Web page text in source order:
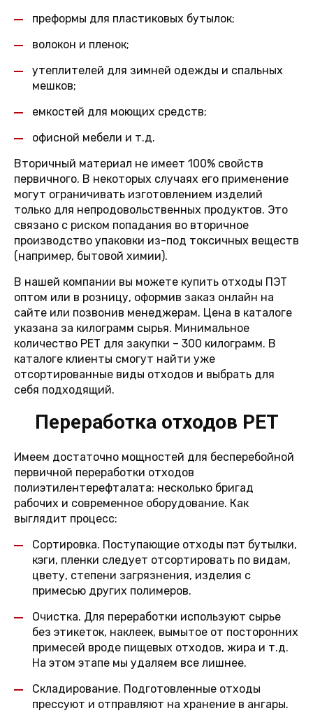
преформы для пластиковых бутылок;
волокон и пленок;
утеплителей для зимней одежды и спальных
мешков;
емкостей для моющих средств;
офисной мебели и т.д.
Вторичный материал не имеет 100% свойств
первичного. В некоторых случаях его применение
могут ограничивать изготовлением изделий
только для непродовольственных продуктов. Это
связано с риском попадания во вторичное
производство упаковки из-под токсичных веществ
(например, бытовой химии).
В нашей компании вы можете купить отходы ПЭТ
оптом или в розницу, оформив заказ онлайн на
сайте или позвонив менеджерам. Цена в каталоге
указана за килограмм сырья. Минимальное
количество PET для закупки – 300 килограмм. В
каталоге клиенты смогут найти уже
отсортированные виды отходов и выбрать для
себя подходящий.
Переработка отходов PET
Имеем достаточно мощностей для бесперебойной
первичной переработки отходов
полиэтилентерефталата: несколько бригад
рабочих и современное оборудование. Как
выглядит процесс:
Сортировка. Поступающие отходы пэт бутылки,
кэги, пленки следует отсортировать по видам,
цвету, степени загрязнения, изделия с
примесью других полимеров.
Очистка. Для переработки используют сырье
без этикеток, наклеек, вымытое от посторонних
примесей вроде пищевых отходов, жира и т.д.
На этом этапе мы удаляем все лишнее.
Складирование. Подготовленные отходы
прессуют и отправляют на хранение в ангары.